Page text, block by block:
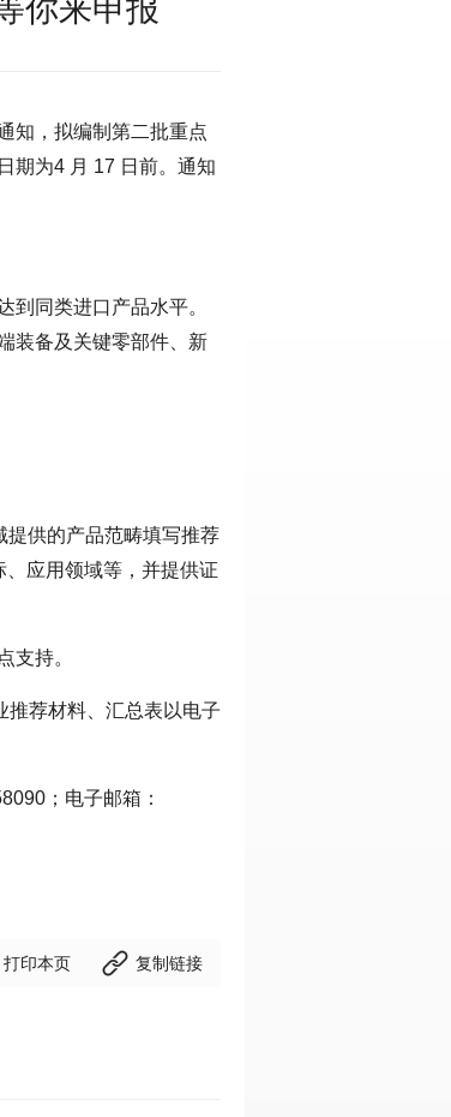
你来申报
知，拟编制第二批重点
期为4 月 17 日前。通知
到同类进口产品水平。
装备及关键零部件、新
提供的产品范畴填写推荐
应用领域等，并提供证
支持。
推荐材料、汇总表以电子
；电子邮箱：
打印本页  复制链接